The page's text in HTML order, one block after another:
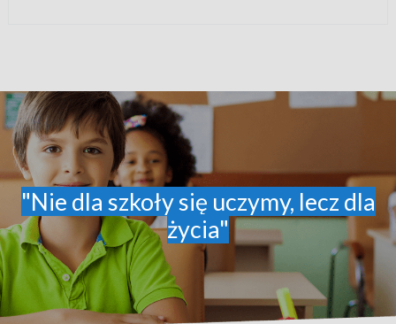
"Nie dla szkoły się uczymy, lecz dla
życia"